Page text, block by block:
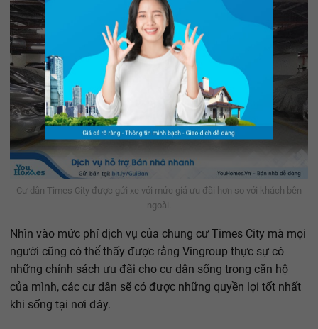
Cư dân Times City được gửi xe với mức giá ưu đãi hơn so với khách bên
ngoài.
Nhìn vào mức phí dịch vụ của chung cư Times City mà mọi
người cũng có thể thấy được rằng Vingroup thực sự có
những chính sách ưu đãi cho cư dân sống trong căn hộ
của mình, các cư dân sẽ có được những quyền lợi tốt nhất
khi sống tại nơi đây.